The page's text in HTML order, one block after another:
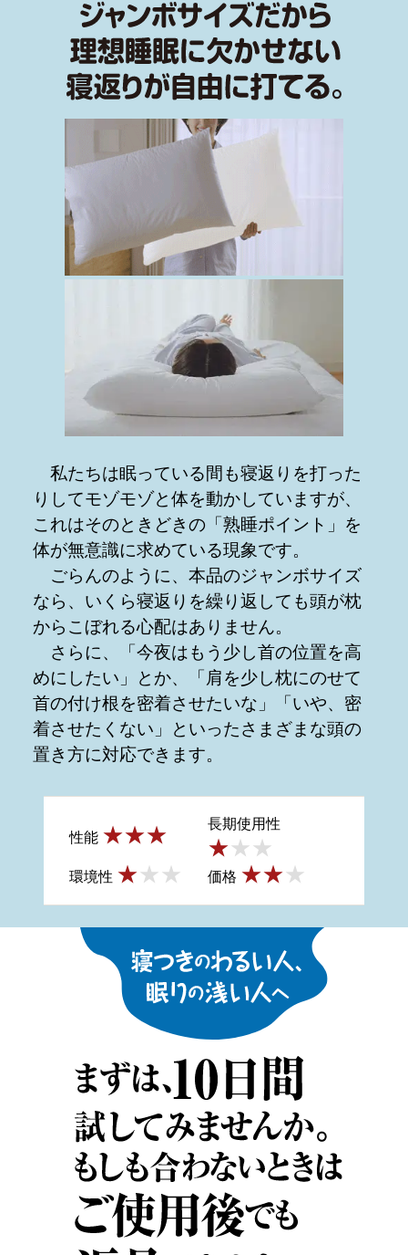
私たちは眠っている間も寝返りを打った
りしてモゾモゾと体を動かしていますが、
これはそのときどきの「熟睡ポイント」を
体が無意識に求めている現象です。
ごらんのように、本品のジャンボサイズ
なら、いくら寝返りを繰り返しても頭が枕
からこぼれる心配はありません。
さらに、「今夜はもう少し首の位置を高
めにしたい」とか、「肩を少し枕にのせて
首の付け根を密着させたいな」「いや、密
着させたくない」といったさまざまな頭の
置き方に対応できます。
性能
長期使用性
環境性 価格